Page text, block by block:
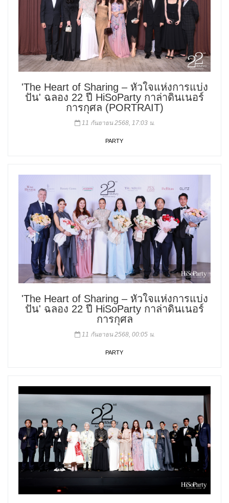
'The Heart of Sharing – หัวใจแห่งการแบ่ง
ปัน' ฉลอง 22 ปี HiSoParty กาล่าดินเนอร์
การกุศล (PORTRAIT)
11 กันยายน 2568, 17:03 น.
PARTY
'The Heart of Sharing – หัวใจแห่งการแบ่ง
ปัน' ฉลอง 22 ปี HiSoParty กาล่าดินเนอร์
การกุศล
11 กันยายน 2568, 00:05 น.
PARTY